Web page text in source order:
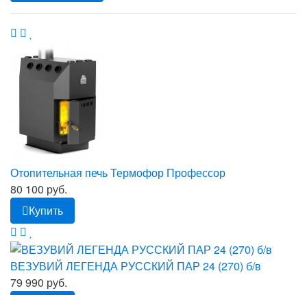
Отопительная печь Термофор Профессор
80 100 руб.
Купить
ВЕЗУВИЙ ЛЕГЕНДА РУССКИЙ ПАР 24 (270) б/в
79 990 руб.